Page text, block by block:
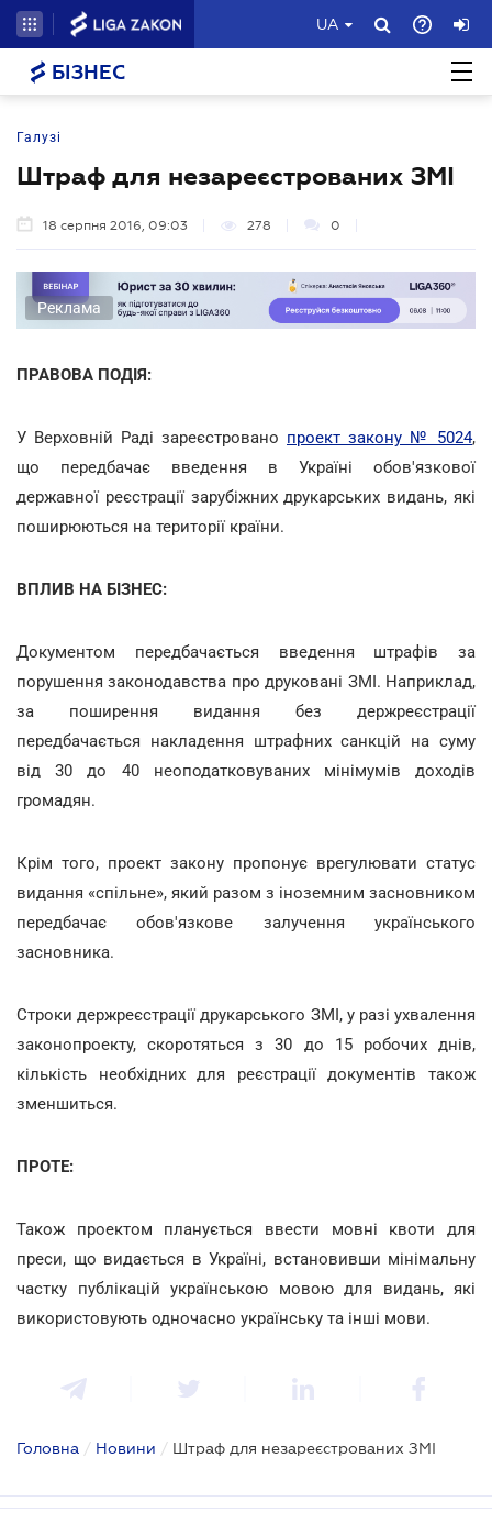
UA
БІЗНЕС
Галузі
Штраф для незареєстрованих ЗМІ
18 серпня 2016, 09:03 278 0
Реклама
ПРАВОВА ПОДІЯ:
У Верховній Раді зареєстровано проект закону № 5024,
що передбачає введення в Україні обов'язкової
державної реєстрації зарубіжних друкарських видань, які
поширюються на території країни.
ВПЛИВ НА БІЗНЕС:
Документом передбачається введення штрафів за
порушення законодавства про друковані ЗМІ. Наприклад,
за поширення видання без держреєстрації
передбачається накладення штрафних санкцій на суму
від 30 до 40 неоподатковуваних мінімумів доходів
громадян.
Крім того, проект закону пропонує врегулювати статус
видання «спільне», який разом з іноземним засновником
передбачає обов'язкове залучення українського
засновника.
Строки держреєстрації друкарського ЗМІ, у разі ухвалення
законопроекту, скоротяться з 30 до 15 робочих днів,
кількість необхідних для реєстрації документів також
зменшиться.
ПРОТЕ:
Також проектом планується ввести мовні квоти для
преси, що видається в Україні, встановивши мінімальну
частку публікацій українською мовою для видань, які
використовують одночасно українську та інші мови.
Головна / Новини / Штраф для незареєстрованих ЗМІ